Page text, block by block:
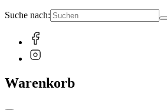
Suche nach:
Warenkorb